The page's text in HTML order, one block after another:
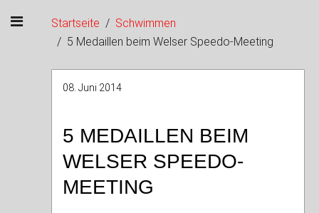
Startseite
Schwimmen
5 Medaillen beim Welser Speedo-Meeting
08. Juni 2014
5 MEDAILLEN BEIM
WELSER SPEEDO-
MEETING